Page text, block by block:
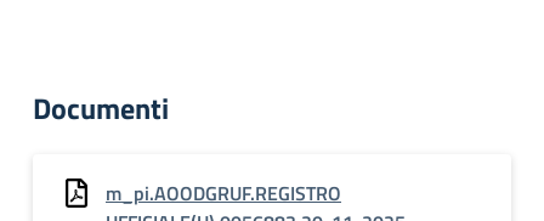
Documenti
m_pi.AOODGRUF.REGISTRO